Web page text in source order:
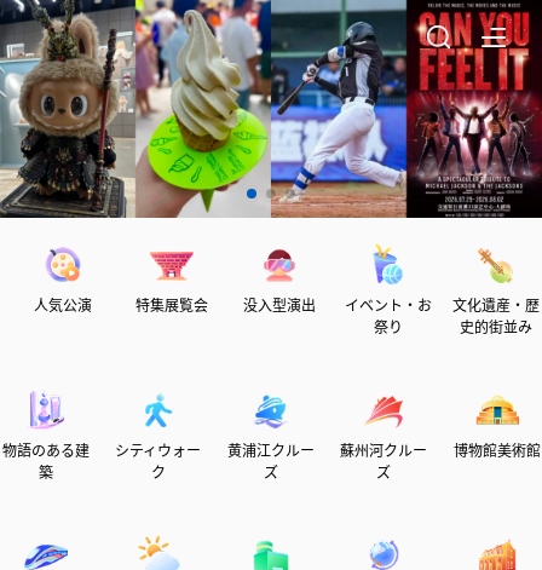
人気公演 特集展覧会 没入型演出
イベント・お
祭り
文化遺産・歴
史的街並み
物語のある建
築
シティウォー
ク
黄浦江クルー
ズ
蘇州河クルー
ズ
博物館美術館